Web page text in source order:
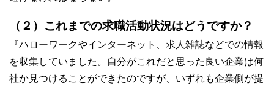
（２）これまでの求職活動状況はどうですか？
『ハローワークやインターネット、求人雑誌などでの情報
を収集していました。自分がこれだと思った良い企業は何
社か見つけることができたのですが、いずれも企業側が提